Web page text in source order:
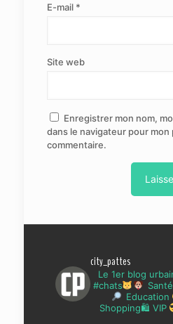
E-mail *
Site web
Enregistrer mon nom,
dans le navigateur pour mon
commentaire.
city_pattes
Le 1er blog
#chats
Santé
Education
Shopping🛍 VIP